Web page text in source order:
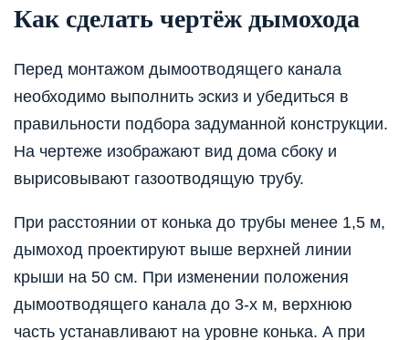
Как сделать чертёж дымохода
Перед монтажом дымоотводящего канала
необходимо выполнить эскиз и убедиться в
правильности подбора задуманной конструкции.
На чертеже изображают вид дома сбоку и
вырисовывают газоотводящую трубу.
При расстоянии от конька до трубы менее 1,5 м,
дымоход проектируют выше верхней линии
крыши на 50 см. При изменении положения
дымоотводящего канала до 3-х м, верхнюю
часть устанавливают на уровне конька. А при